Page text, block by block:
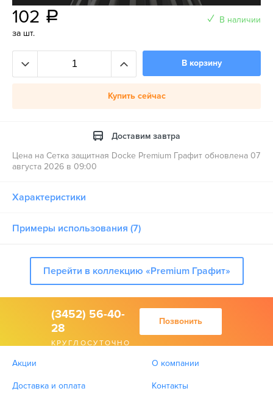
102 a
за шт.
В наличии
В корзину
Купить сейчас
Доставим завтра
Цена на Сетка защитная Docke Premium Графит обновлена 07
августа 2026 в 09:00
Характеристики
Примеры использования (7)
Перейти в коллекцию «Premium Графит»
(3452) 56-40-
28
КРУГЛОСУТОЧНО
Позвонить
Акции О компании
Доставка и оплата Контакты